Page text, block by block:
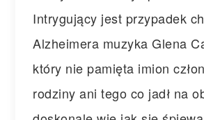
Intrygujący jest przypadek
Alzheimera muzyka Glena
który nie pamięta imion
rodziny ani tego co jadł na